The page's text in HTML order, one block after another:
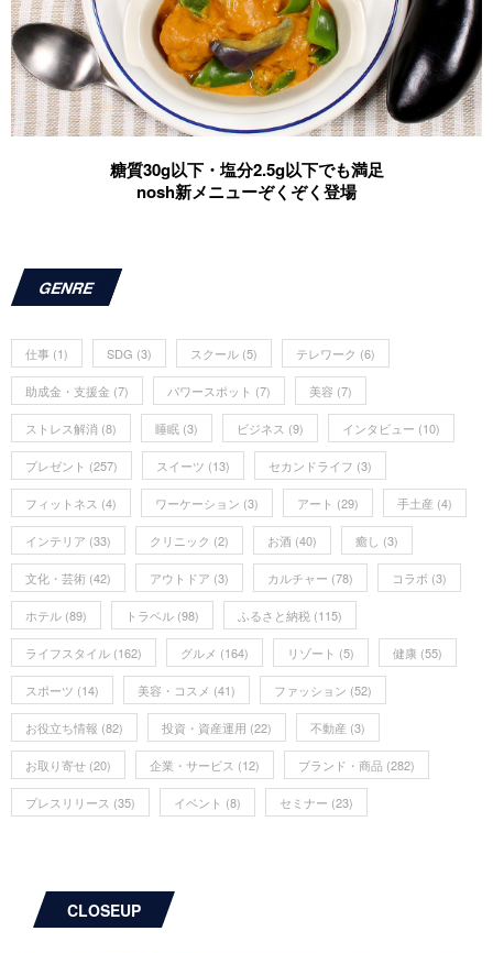
糖質30g以下・塩分2.5g以下でも満足
nosh新メニューぞくぞく登場
GENRE
仕事 (1) SDG (3) スクール (5) テレワーク (6)
助成金・支援金 (7) パワースポット (7) 美容 (7)
ストレス解消 (8) 睡眠 (3) ビジネス (9) インタビュー (10)
プレゼント (257) スイーツ (13) セカンドライフ (3)
フィットネス (4) ワーケーション (3) アート (29) 手土産 (4)
インテリア (33) クリニック (2) お酒 (40) 癒し (3)
文化・芸術 (42) アウトドア (3) カルチャー (78) コラボ (3)
ホテル (89) トラベル (98) ふるさと納税 (115)
ライフスタイル (162) グルメ (164) リゾート (5) 健康 (55)
スポーツ (14) 美容・コスメ (41) ファッション (52)
お役立ち情報 (82) 投資・資産運用 (22) 不動産 (3)
お取り寄せ (20) 企業・サービス (12) ブランド・商品 (282)
プレスリリース (35) イベント (8) セミナー (23)
CLOSEUP